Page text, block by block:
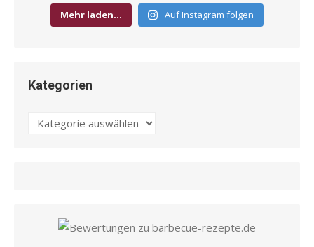
Mehr laden… Auf Instagram folgen
Kategorien
Kategorien